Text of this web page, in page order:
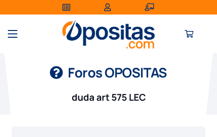
Foros OPOSITAS
duda art 575 LEC